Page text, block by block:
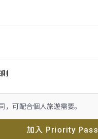
，可配合個人旅遊需要。
加入 Priority Pass